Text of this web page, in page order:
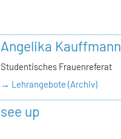
Angelika Kauffmann
Studentisches Frauenreferat
→ Lehrangebote (Archiv)
see up